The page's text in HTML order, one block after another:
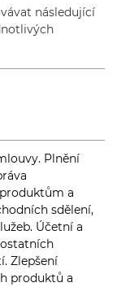
následující
Plnění
a
sdělení,
Účetní a
Zlepšení
produktů a